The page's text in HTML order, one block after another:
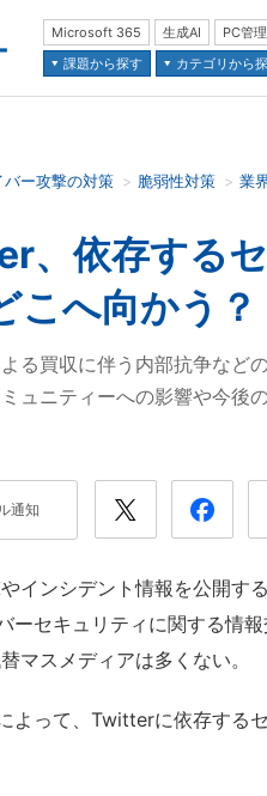
Microsoft 365 生成AI PC管理
課題から探す
カテゴリから
バー攻撃の対策 脆弱性対策 業
、依存する
こへ向かう？
る買収に伴う内部抗争など
ュニティーへの影響や今後の
通知
インシデント情報を公開す
ーセキュリティに関する情
マスメディアは多くない。
よって、Twitterに依存する